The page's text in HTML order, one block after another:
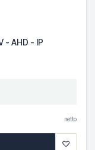
- AHD - IP
netto
♡